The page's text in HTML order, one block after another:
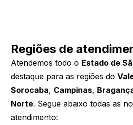
Regiões de
Atendemos todo o Estado de
destaque para as regiões do
Sorocaba, Campinas,
Norte. Segue abaixo todas as
atendimento: